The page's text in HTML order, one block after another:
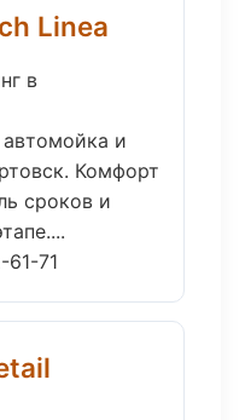
Linea
в
и
Комфорт
сроков и
71